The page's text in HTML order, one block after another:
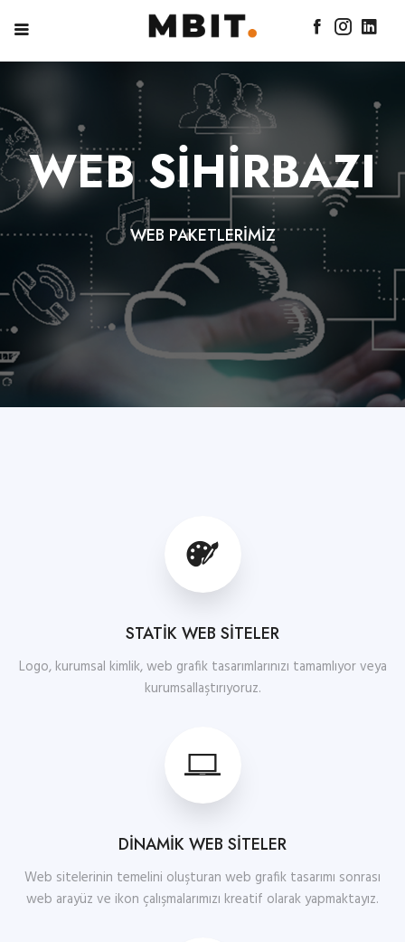
WEB SİHİRBAZI
WEB PAKETLERİMİZ
STATİK WEB SİTELER
Logo, kurumsal kimlik, web grafik tasarımlarınızı tamamlıyor veya
kurumsallaştırıyoruz.
DİNAMİK WEB SİTELER
Web sitelerinin temelini oluşturan web grafik tasarımı sonrası
web arayüz ve ikon çalışmalarımızı kreatif olarak yapmaktayız.